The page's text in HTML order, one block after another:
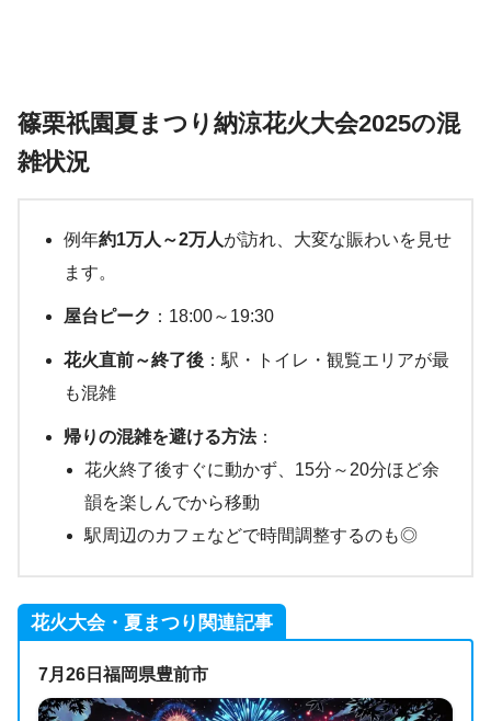
篠栗祇園夏まつり納涼花火大会2025の混
雑状況
例年約1万人～2万人が訪れ、大変な賑わいを見せ
ます。
屋台ピーク ：18:00～19:30
花火直前～終了後 ：駅・トイレ・観覧エリアが最
も混雑
帰りの混雑を避ける方法：
花火終了後すぐに動かず、15分～20分ほど余
韻を楽しんでから移動
駅周辺のカフェなどで時間調整するのも◎
花火大会・夏まつり関連記事
7月26日福岡県豊前市